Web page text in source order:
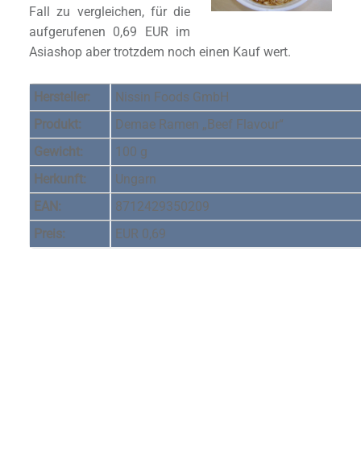
Fall zu vergleichen, für die
aufgerufenen 0,69 EUR im
Asiashop aber trotzdem noch einen Kauf wert.
Hersteller:
Nissin Foods GmbH
Produkt:
Demae Ramen „Beef Flavour“
Gewicht:
100 g
Herkunft:
Ungarn
EAN:
8712429350209
Preis:
EUR 0,69